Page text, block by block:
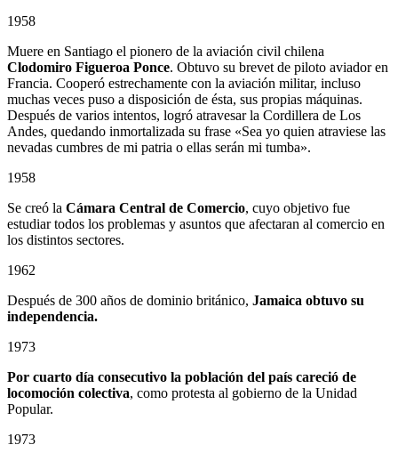
1958
Muere en Santiago el pionero de la aviación civil chilena
Clodomiro Figueroa Ponce. Obtuvo su brevet de piloto aviador en
Francia. Cooperó estrechamente con la aviación militar, incluso
muchas veces puso a disposición de ésta, sus propias máquinas.
Después de varios intentos, logró atravesar la Cordillera de Los
Andes, quedando inmortalizada su frase «Sea yo quien atraviese las
nevadas cumbres de mi patria o ellas serán mi tumba».
1958
Se creó la Cámara Central de Comercio, cuyo objetivo fue
estudiar todos los problemas y asuntos que afectaran al comercio en
los distintos sectores.
1962
Después de 300 años de dominio británico, Jamaica obtuvo su
independencia.
1973
Por cuarto día consecutivo la población del país careció de
locomoción colectiva, como protesta al gobierno de la Unidad
Popular.
1973